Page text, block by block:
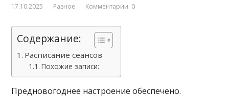
17.10.2025 Разное Комментарии: 0
Содержание:
Расписание сеансов
Похожие записи:
Предновогоднее настроение обеспечено.